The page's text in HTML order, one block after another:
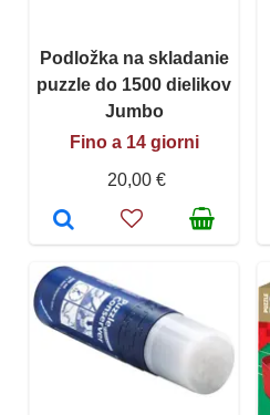
Podložka na skladanie
puzzle do 1500 dielikov
Jumbo
Fino a 14 giorni
20,00 €